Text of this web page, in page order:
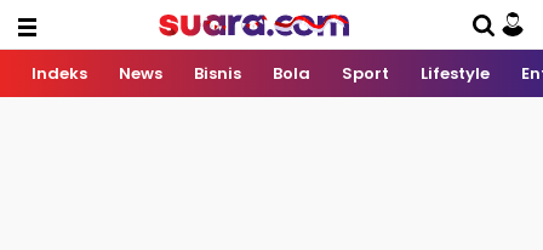
Indeks News Bisnis Bola Sport Lifestyle